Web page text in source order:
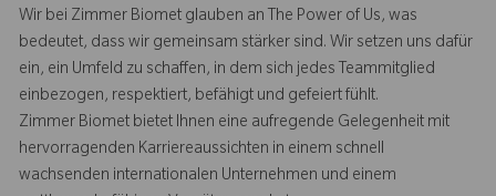
Wir bei Zimmer Biomet glauben an The Power of Us, was
bedeutet, dass wir gemeinsam stärker sind. Wir setzen uns dafür
ein, ein Umfeld zu schaffen, in dem sich jedes Teammitglied
einbezogen, respektiert, befähigt und gefeiert fühlt.
Zimmer Biomet bietet Ihnen eine aufregende Gelegenheit mit
hervorragenden Karriereaussichten in einem schnell
wachsenden internationalen Unternehmen und einem